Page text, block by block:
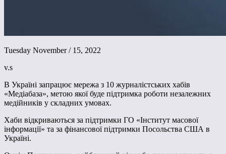
Tuesday November / 15, 2022
v.s
В Україні запрацює мережа з 10 журналістських хабів
«Медіабаза», метою якої буде підтримка роботи незалежних
медійників у складних умовах.
Хаби відкриваються за підтримки ГО «Інститут масової
інформації» та за фінансової підтримки Посольства США в
Україні.